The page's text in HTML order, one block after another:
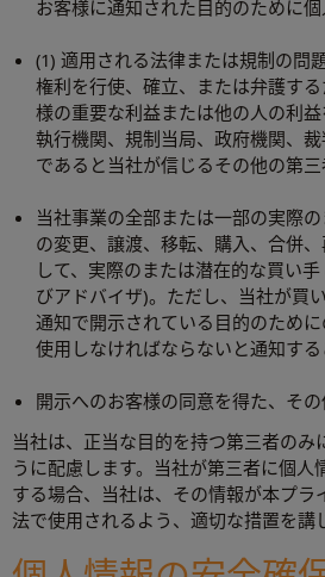
お客様に通知された目的のために個
(1) 適用される法律または規制の問
権利を行使、確立、または弁護す
様の重要な利益または他の人の利
執行機関、規制当局、政府機関、
であると当社が信じるその他の第三
当社事業の全部または一部の実際
の変更、譲渡、移転、購入、合併
して、実際のまたは潜在的な買い
びアドバイザ)。ただし、当社が買
通知で開示されている目的のため
使用しなければならないと通知する
開示へのお客様の同意を得た、その
当社は、正当な目的を持つ第三者のみ
うに配慮します。当社が第三者に個人
する場合、当社は、その情報が本プラ
法で使用されるよう、適切な措置を講